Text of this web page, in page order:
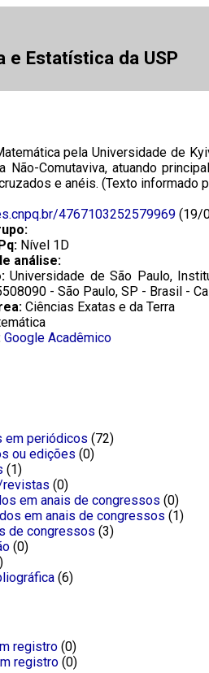
Estatística da USP
pela Universidade de
Não-Comutaviva, atuando
e anéis. (Texto informado
4767103252579969(19/
Nível 1D
análise:
Universidade de São Paulo,
- São Paulo, SP - Brasil -
Ciências Exatas e da Terra
Google Acadêmico
em periódicos (72)
ou edições (0)
(1)
revistas (0)
em anais de congressos (0)
em anais de congressos (1)
de congressos (3)
(0)
(6)
registro(0)
registro(0)